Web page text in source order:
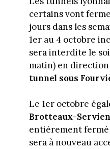
certains vont
jours dans les
1er au 4 octobre
sera interdite le
matin) en
tunnel sous
Le 1er octobre
Brotteaux-
entièrement
sera à nouveau